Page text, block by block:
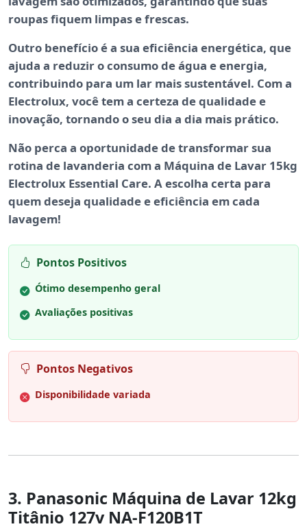
roupas fiquem limpas e frescas.
Outro benefício é a sua eficiência energética, que
ajuda a reduzir o consumo de água e energia,
contribuindo para um lar mais sustentável. Com a
Electrolux, você tem a certeza de qualidade e
inovação, tornando o seu dia a dia mais prático.
Não perca a oportunidade de transformar sua
rotina de lavanderia com a Máquina de Lavar 15kg
Electrolux Essential Care. A escolha certa para
quem deseja qualidade e eficiência em cada
lavagem!
Pontos Positivos
Ótimo desempenho geral
Avaliações positivas
Pontos Negativos
Disponibilidade variada
3. Panasonic Máquina de Lavar 12kg
Titânio 127v NA-F120B1T